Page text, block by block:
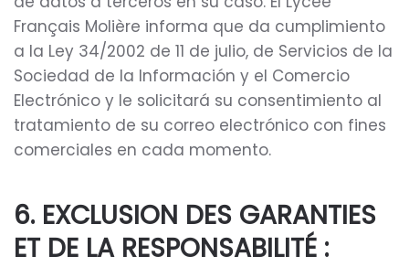
Français Molière informa que da cumplimiento
a la Ley 34/2002 de 11 de julio, de Servicios de la
Sociedad de la Información y el Comercio
Electrónico y le solicitará su consentimiento al
tratamiento de su correo electrónico con fines
comerciales en cada momento.
6. EXCLUSION DES GARANTIES
ET DE LA RESPONSABILITÉ :